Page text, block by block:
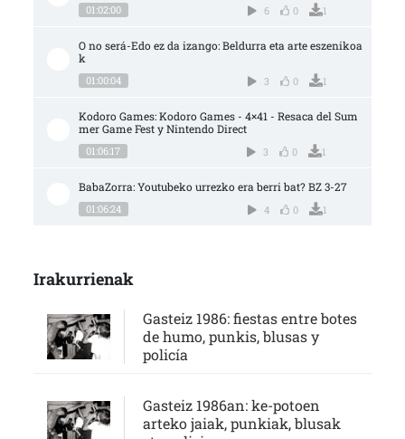
01:02:00 6 0 1
O no será-Edo ez da izango: Beldurra eta arte eszenikoa
k
01:00:04 3 0 1
Kodoro Games: Kodoro Games - 4×41 - Resaca del Sum
mer Game Fest y Nintendo Direct
01:06:17 3 0 1
BabaZorra: Youtubeko urrezko era berri bat? BZ 3-27
01:06:24 4 0 1
Irakurrienak
Gasteiz 1986: fiestas entre botes
de humo, punkis, blusas y
policía
Gasteiz 1986an: ke-potoen
arteko jaiak, punkiak, blusak